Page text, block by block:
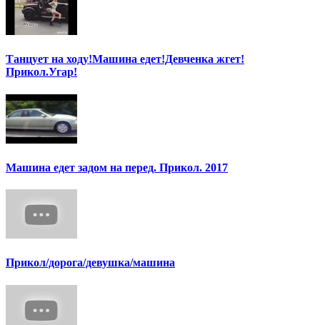
Танцует на ходу!Машина едет!Девченка жгет!
Прикол.Угар!
Машина едет задом на перед. Прикол. 2017
Прикол/дорога/девушка/машина